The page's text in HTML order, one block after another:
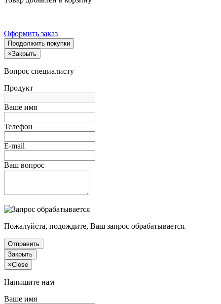
Оформить заказ
Продолжить покупки
×Закрыть
Вопрос специалисту
Продукт
Ваше имя
Телефон
E-mail
Ваш вопрос
Пожалуйста, подождите, Ваш запрос обрабатывается.
Отправить
Закрыть
×Close
Напишите нам
Ваше имя